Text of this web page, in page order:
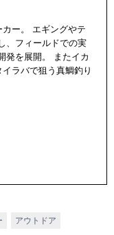
ー。 エギングやテ
、フィールドでの実
発を展開。 またイカ
ラバで狙う真鯛釣り
アウトドア